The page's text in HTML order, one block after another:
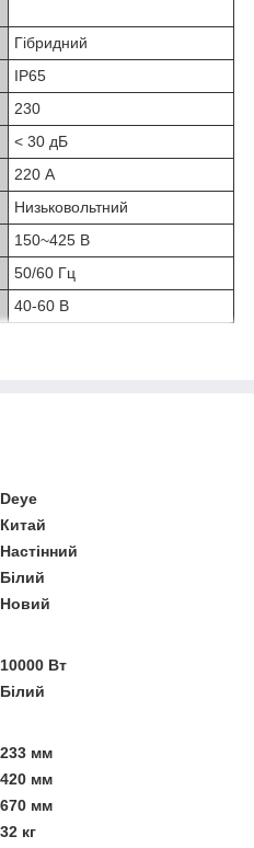
Гібридний
IP65
230
< 30 дБ
220 А
Низьковольтний
150~425 В
50/60 Гц
40-60 В
Deye
Китай
Настінний
Білий
Новий
10000 Вт
Білий
233 мм
420 мм
670 мм
32 кг